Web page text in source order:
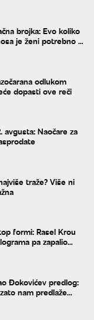
brojka: Evo koliko
je ženi potrebno da
odlukom
dopasti ove reči
avgusta: Naočare za
traže? Više ni
formi: Rasel Krou
pa zapalio
Đokovićev predlog:
nam predlaže